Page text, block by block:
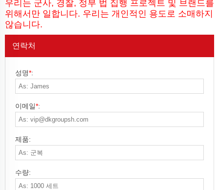
우리는 군사, 경찰, 정부 법 집행 프로젝트 및 브랜드를
위해서만 일합니다. 우리는 개인적인 용도로 소매하지
않습니다.
연락처
성명*:
이메일*:
제품:
수량: